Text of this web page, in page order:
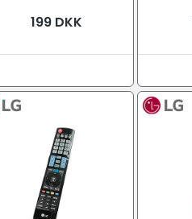
199 DKK